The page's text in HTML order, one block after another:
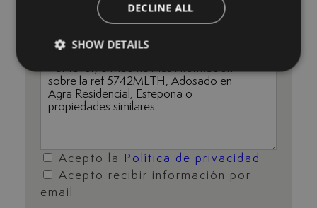
Acepto la
Política de privacidad
Acepto recibir información por
email
DECLINE ALL
SHOW DETAILS